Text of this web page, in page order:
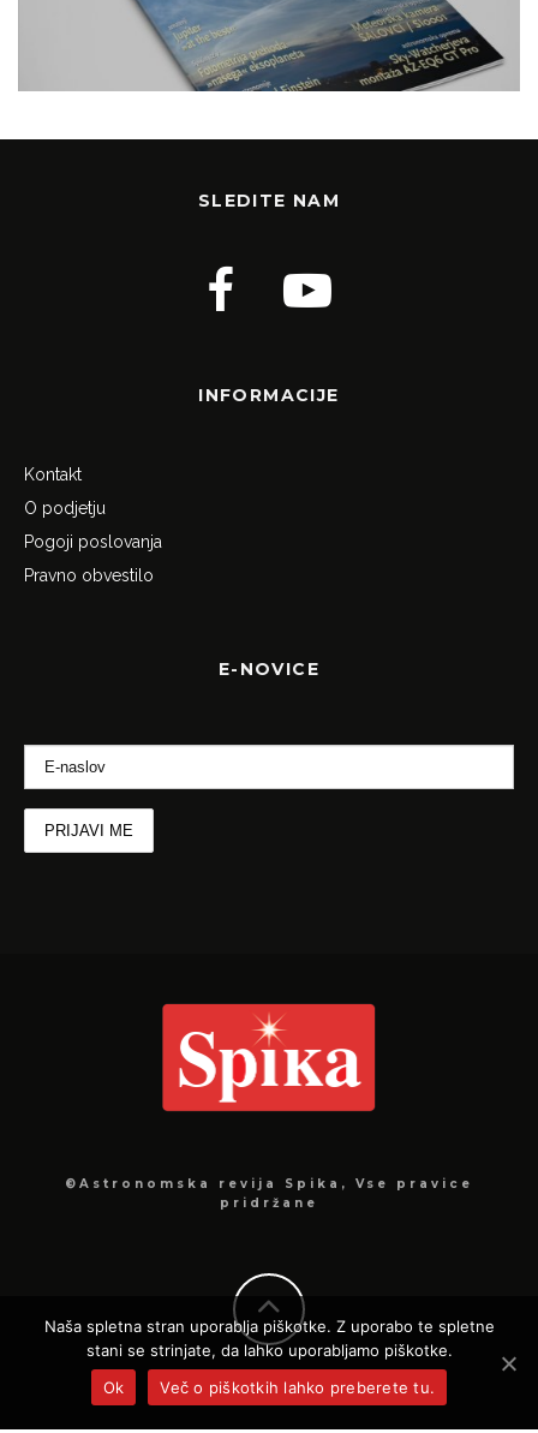
SLEDITE NAM
INFORMACIJE
Kontakt
O podjetju
Pogoji poslovanja
Pravno obvestilo
E-NOVICE
©Astronomska revija Spika, Vse pravice
pridržane
Naša spletna stran uporablja piškotke. Z uporabo te spletne
stani se strinjate, da lahko uporabljamo piškotke.
Ok
Več o piškotkih lahko preberete tu.